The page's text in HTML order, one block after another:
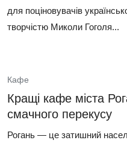
для поціновувачів
творчістю Миколи Гоголя...
Кафе
Кращі кафе міста
смачного перекусу
Рогань — це затишний